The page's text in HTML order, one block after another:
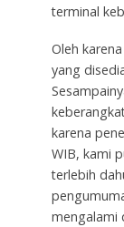
terminal
Oleh
yang
karena
WIB, kami
terlebih
mengalami